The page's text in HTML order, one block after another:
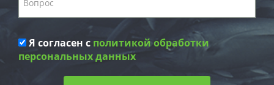
Я согласен с политикой обработки
персональных данных